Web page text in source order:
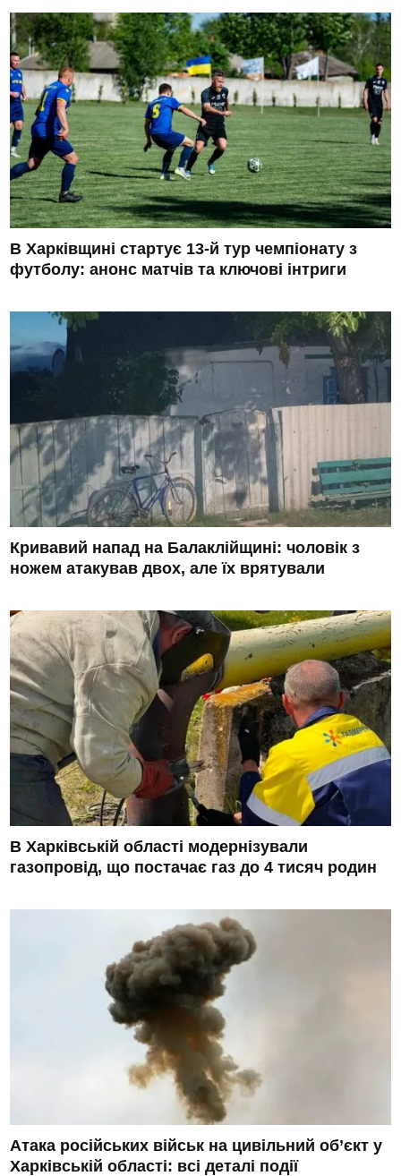
В Харківщині стартує 13-й тур чемпіонату з
футболу: анонс матчів та ключові інтриги
Кривавий напад на Балаклійщині: чоловік з
ножем атакував двох, але їх врятували
В Харківській області модернізували
газопровід, що постачає газ до 4 тисяч родин
Атака російських військ на цивільний об’єкт у
Харківській області: всі деталі події